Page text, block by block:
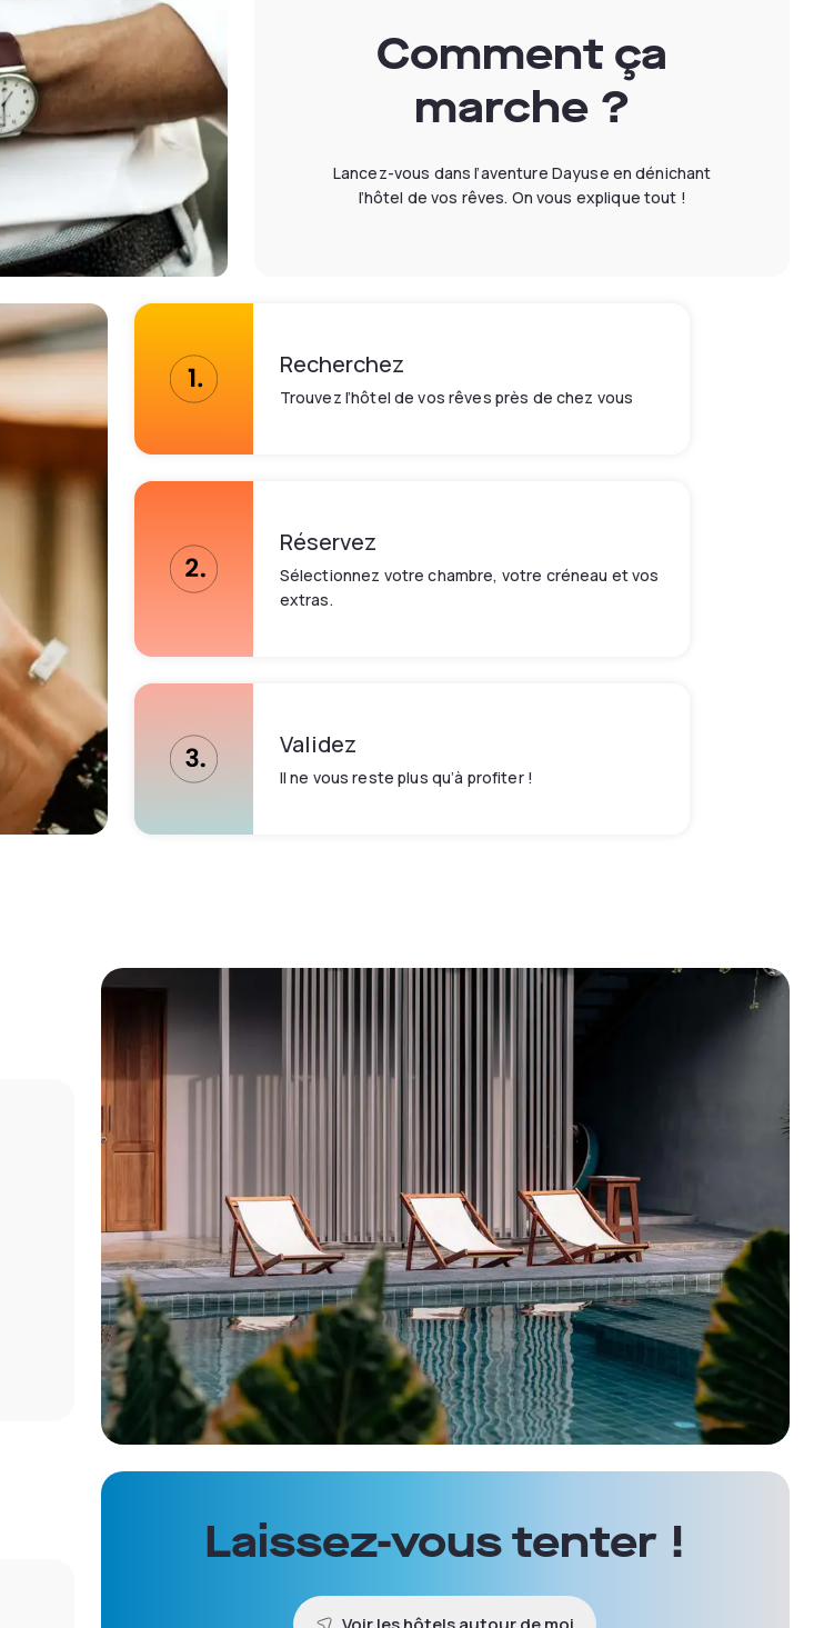
Comment ça
marche ?
Lancez-vous dans l’aventure Dayuse en dénichant
l’hôtel de vos rêves. On vous explique tout !
Recherchez
Trouvez l’hôtel de vos rêves près de chez vous
Réservez
Sélectionnez votre chambre, votre créneau et vos
extras.
Validez
Il ne vous reste plus qu’à profiter !
Laissez-vous tenter !